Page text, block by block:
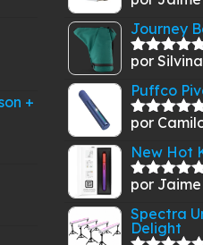
+
Journey
Valorado
por
Puffco
Valorado
por
New Hot
Valorado
por
Spectra
Delight